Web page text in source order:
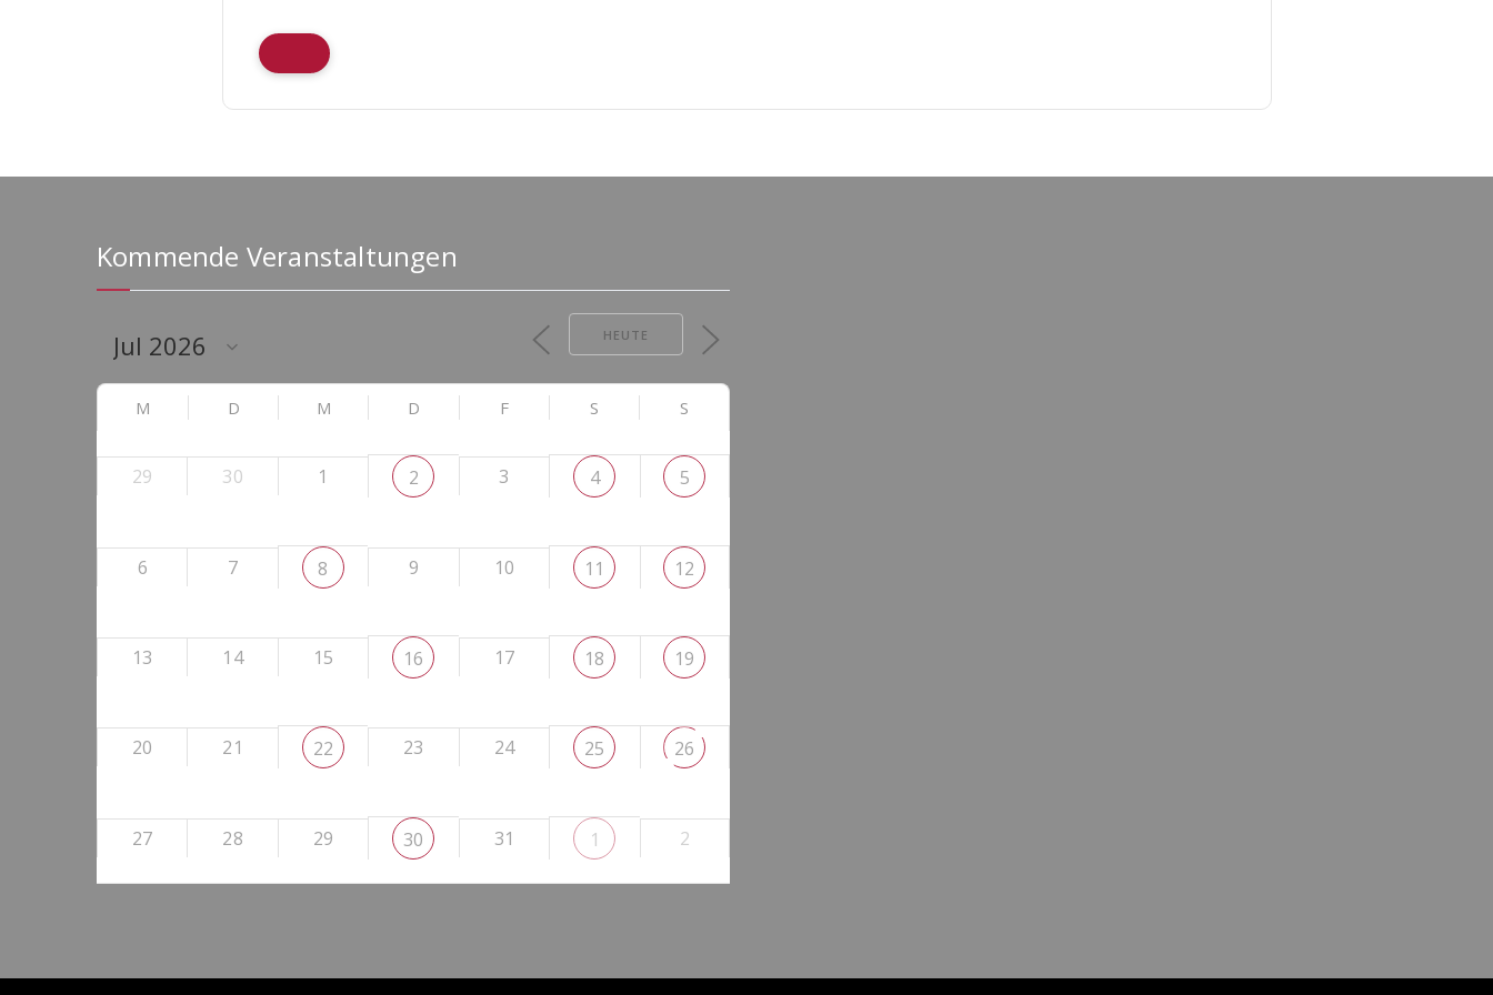
Kommende Veranstaltungen
HEUTE
M D M D F S S
29 30 1 2 3 4 5
6 7 8 9 10 11 12
13 14 15 16 17 18 19
20 21 22 23 24 25 26
27 28 29 30 31 1 2